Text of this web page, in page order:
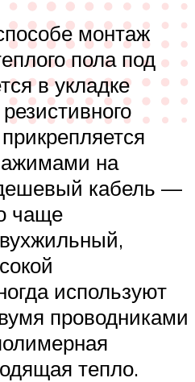
монтаж
пола под
в укладке
на
кабель —
чаще
используют
проводниками
тепло.